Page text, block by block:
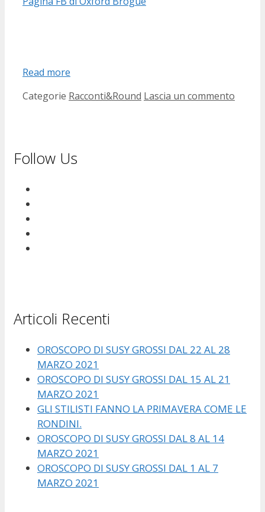
Read more
Categorie Racconti&Round Lascia un commento
Follow Us
Articoli Recenti
OROSCOPO DI SUSY GROSSI DAL 22 AL 28
MARZO 2021
OROSCOPO DI SUSY GROSSI DAL 15 AL 21
MARZO 2021
GLI STILISTI FANNO LA PRIMAVERA COME LE
RONDINI.
OROSCOPO DI SUSY GROSSI DAL 8 AL 14
MARZO 2021
OROSCOPO DI SUSY GROSSI DAL 1 AL 7
MARZO 2021